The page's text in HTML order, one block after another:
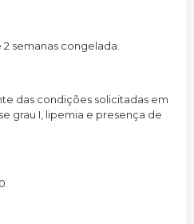
semanas congelada.
das condições solicitadas em
grau I, lipemia e presença de